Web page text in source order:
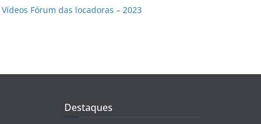
Vídeos Fórum das locadoras – 2023
Destaques